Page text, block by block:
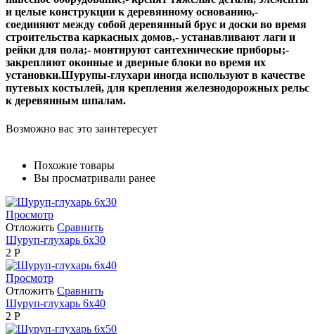
и целые конструкции к деревянному основанию,-
соединяют между собой деревянный брус и доски во время
строительства каркасных домов,- устанавливают лаги и
рейки для пола;- монтируют сантехнические приборы;-
закрепляют оконные и дверные блоки во время их
установки.Шурупы-глухари иногда используют в качестве
путевых костылей, для крепления железнодорожных рельс
к деревянным шпалам.
Возможно вас это заинтересует
Похожие товары
Вы просматривали ранее
Просмотр
Отложить Сравнить
Шуруп-глухарь 6х30
2 Р
Просмотр
Отложить Сравнить
Шуруп-глухарь 6х40
2 Р